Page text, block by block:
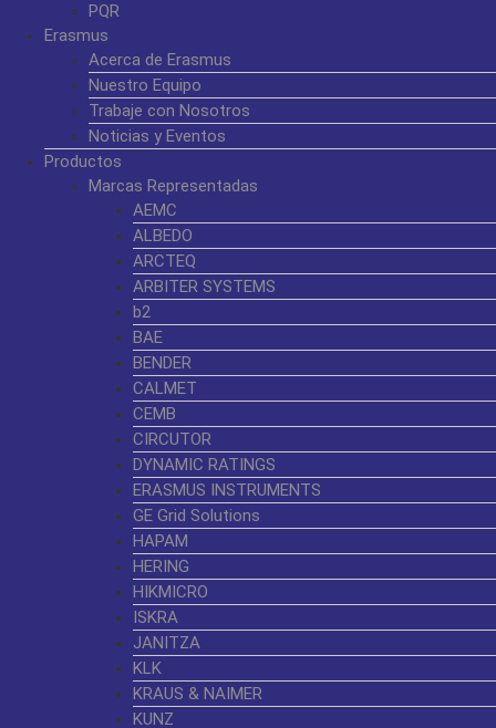
PQR
Erasmus
Acerca de Erasmus
Nuestro Equipo
Trabaje con Nosotros
Noticias y Eventos
Productos
Marcas Representadas
AEMC
ALBEDO
ARCTEQ
ARBITER SYSTEMS
b2
BAE
BENDER
CALMET
CEMB
CIRCUTOR
DYNAMIC RATINGS
ERASMUS INSTRUMENTS
GE Grid Solutions
HAPAM
HERING
HIKMICRO
ISKRA
JANITZA
KLK
KRAUS & NAIMER
KUNZ